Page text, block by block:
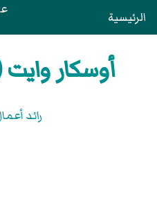
الرئيسية
أوسكار
رائد